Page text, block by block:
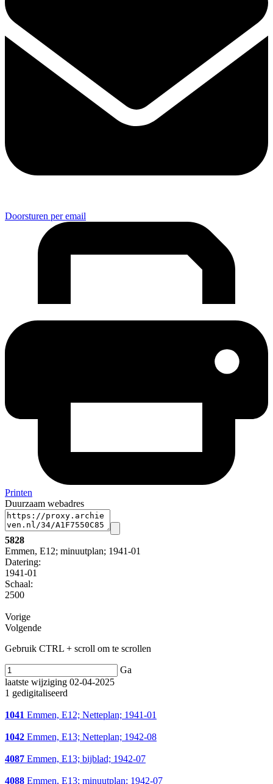
Doorsturen per email
Printen
Duurzaam webadres
5828
Emmen, E12; minuutplan; 1941-01
Datering:
1941-01
Schaal:
2500
Vorige
Volgende
Gebruik CTRL + scroll om te scrollen
Ga
laatste wijziging 02-04-2025
1 gedigitaliseerd
1041 Emmen, E12; Netteplan; 1941-01
1042 Emmen, E13; Netteplan; 1942-08
4087 Emmen, E13; bijblad; 1942-07
4088 Emmen, E13; minuutplan; 1942-07